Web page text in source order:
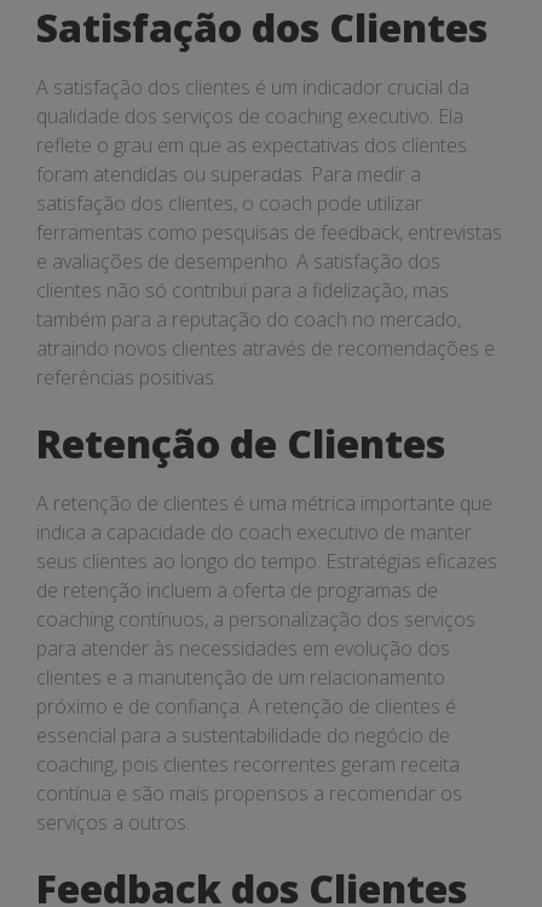
Satisfação dos Clientes
A satisfação dos clientes é um indicador crucial da
qualidade dos serviços de coaching executivo. Ela
reflete o grau em que as expectativas dos clientes
foram atendidas ou superadas. Para medir a
satisfação dos clientes, o coach pode utilizar
ferramentas como pesquisas de feedback, entrevistas
e avaliações de desempenho. A satisfação dos
clientes não só contribui para a fidelização, mas
também para a reputação do coach no mercado,
atraindo novos clientes através de recomendações e
referências positivas.
Retenção de Clientes
A retenção de clientes é uma métrica importante que
indica a capacidade do coach executivo de manter
seus clientes ao longo do tempo. Estratégias eficazes
de retenção incluem a oferta de programas de
coaching contínuos, a personalização dos serviços
para atender às necessidades em evolução dos
clientes e a manutenção de um relacionamento
próximo e de confiança. A retenção de clientes é
essencial para a sustentabilidade do negócio de
coaching, pois clientes recorrentes geram receita
contínua e são mais propensos a recomendar os
serviços a outros.
Feedback dos Clientes